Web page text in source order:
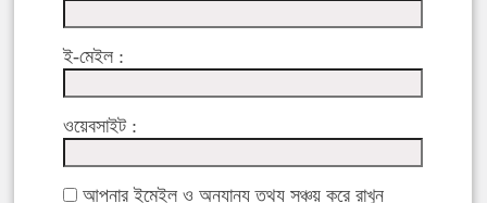
ই-মেইল :
ওয়েবসাইট :
আপনার ইমেইল ও অন্যান্য তথ্য সঞ্চয় করে রাখুন